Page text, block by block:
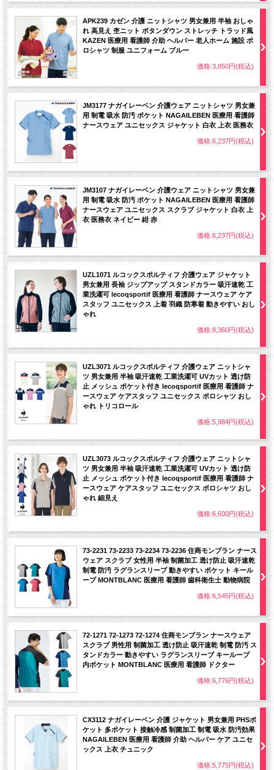
APK239 カゼン 介護 ニットシャツ 男女兼用 半袖 おしゃ
れ 高見え 杢ニット ボタンダウン ストレッチ トラッド風
KAZEN 医療用 看護師 介助 ヘルパー 老人ホーム 施設 ポ
ロシャツ 制服 ユニフォーム ブルー
価格:3,850円(税込)
JM3177 ナガイレーベン 介護ウェア ニットシャツ 男女兼
用 制電 吸水 防汚 ポケット NAGAILEBEN 医療用 看護師
ナースウェア ユニセックス ジャケット 白衣 上衣 医務衣
価格:6,237円(税込)
JM3107 ナガイレーベン 介護ウェア ニットシャツ 男女兼
用 制電 吸水 防汚 ポケット NAGAILEBEN 医療用 看護師
ナースウェア ユニセックス スクラブ ジャケット 白衣 上
衣 医務衣 ネイビー 紺 赤
価格:6,237円(税込)
UZL1071 ルコックスポルティフ 介護ウェア ジャケット
男女兼用 長袖 ジップアップ スタンドカラー 吸汗速乾 工
業洗濯可 lecoqsportif 医療用 看護師 ナースウェア ケア
スタッフ ユニセックス 上着 羽織 防寒着 動きやすい おし
ゃれ
価格:8,360円(税込)
UZL3071 ルコックスポルティフ 介護ウェア ニットシャ
ツ 男女兼用 半袖 吸汗速乾 工業洗濯可 UVカット 透け防
止 メッシュ ポケット付き lecoqsportif 医療用 看護師 ナ
ースウェア ケアスタッフ ユニセックス ポロシャツ おし
ゃれ トリコロール
価格:5,984円(税込)
UZL3073 ルコックスポルティフ 介護ウェア ニットシャ
ツ 男女兼用 半袖 吸汗速乾 工業洗濯可 UVカット 透け防
止 メッシュ ポケット付き lecoqsportif 医療用 看護師 ナ
ースウェア ケアスタッフ ユニセックス ポロシャツ おし
ゃれ 細見え
価格:6,600円(税込)
73-2231 73-2233 73-2234 73-2236 住商モンブラン ナース
ウェア スクラブ 女性用 半袖 制菌加工 透け防止 吸汗速乾
制電 防汚 ラグランスリーブ 動きやすい ポケット キール
ープ MONTBLANC 医療用 看護師 歯科衛生士 動物病院
価格:6,545円(税込)
72-1271 72-1273 72-1274 住商モンブラン ナースウェア
スクラブ 男性用 制菌加工 透け防止 吸汗速乾 制電 防汚 ス
タンドカラー 動きやすい ラグランスリーブ キーループ
内ポケット MONTBLANC 医療用 看護師 ドクター
価格:6,776円(税込)
CX3112 ナガイレーベン 介護 ジャケット 男女兼用 PHSポ
ケット 多ポケット 接触冷感 制菌加工 制電 吸水 防汚効果
NAGAILEBEN 医療用 看護師 介助 ヘルパー ケア ユニセ
ックス 上衣 チュニック
価格:5,775円(税込)